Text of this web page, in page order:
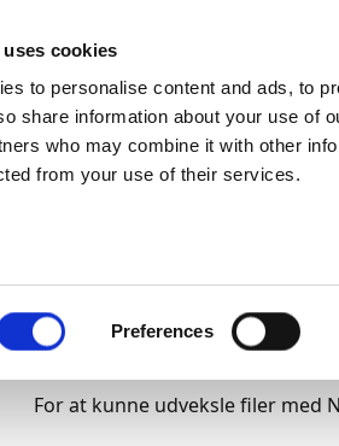
cookies
to personalise content and ads, to
share information about your use of
who may combine it with other
from your use of their services.
Preferences
Hent og installer Før du går i
Aftaleoprettelse
For at kunne udveksle filer med